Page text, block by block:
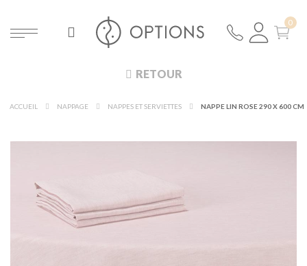
RETOUR
ACCUEIL NAPPAGE NAPPES ET SERVIETTES NAPPE LIN ROSE 290 X 600 CM